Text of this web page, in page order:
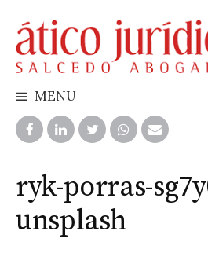
to
content
MENU
ryk-porras-
unsplash